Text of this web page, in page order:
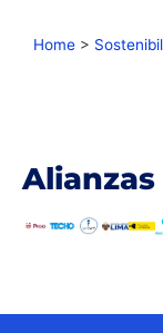
Home >